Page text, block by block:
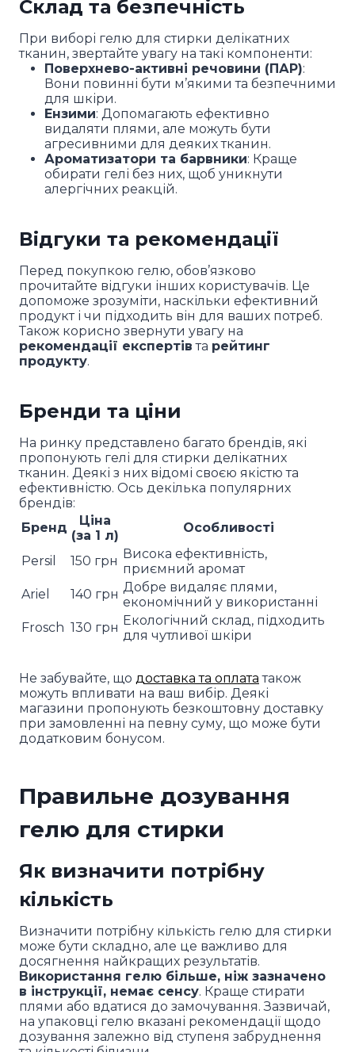
Склад та безпечність
При виборі гелю для стирки делікатних
тканин, звертайте увагу на такі компоненти:
Поверхнево-активні речовини (ПАР):
Вони повинні бути м’якими та безпечними
для шкіри.
Ензими: Допомагають ефективно
видаляти плями, але можуть бути
агресивними для деяких тканин.
Ароматизатори та барвники: Краще
обирати гелі без них, щоб уникнути
алергічних реакцій.
Відгуки та рекомендації
Перед покупкою гелю, обов’язково
прочитайте відгуки інших користувачів. Це
допоможе зрозуміти, наскільки ефективний
продукт і чи підходить він для ваших потреб.
Також корисно звернути увагу на
рекомендації експертів та рейтинг
продукту.
Бренди та ціни
На ринку представлено багато брендів, які
пропонують гелі для стирки делікатних
тканин. Деякі з них відомі своєю якістю та
ефективністю. Ось декілька популярних
брендів:
Бренд
Ціна
(за 1 л)
Особливості
Persil 150 грн Висока ефективність,
приємний аромат
Ariel
140 грн Добре видаляє плями,
економічний у використанні
Frosch 130 грн Екологічний склад, підходить
для чутливої шкіри
Не забувайте, що доставка та оплата також
можуть впливати на ваш вибір. Деякі
магазини пропонують безкоштовну доставку
при замовленні на певну суму, що може бути
додатковим бонусом.
Правильне дозування
гелю для стирки
Як визначити потрібну
кількість
Визначити потрібну кількість гелю для стирки
може бути складно, але це важливо для
досягнення найкращих результатів.
Використання гелю більше, ніж зазначено
в інструкції, немає сенсу. Краще стирати
плями або вдатися до замочування. Зазвичай,
на упаковці гелю вказані рекомендації щодо
дозування залежно від ступеня забруднення